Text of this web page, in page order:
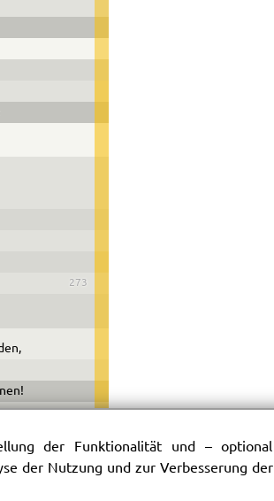
273
der Funktionalität und – optional
der Nutzung und zur Verbesserung der